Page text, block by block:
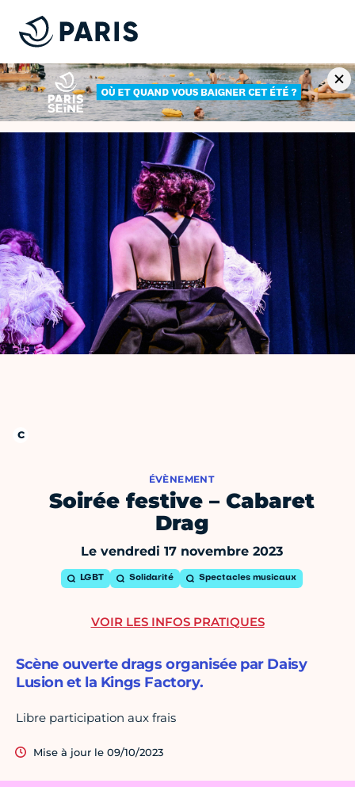
ÉVÈNEMENT
Soirée festive – Cabaret
Drag
Le vendredi 17 novembre 2023
LGBT Solidarité Spectacles musicaux
Scène ouverte drags organisée par Daisy
Lusion et la Kings Factory.
Libre participation aux frais
Mise à jour le 09/10/2023
VOIR LES INFOS PRATIQUES